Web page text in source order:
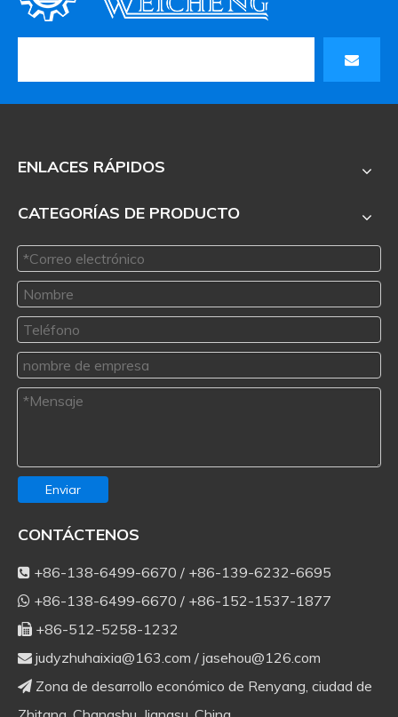
ENLACES RÁPIDOS
CATEGORÍAS DE PRODUCTO
Enviar
CONTÁCTENOS
 +86-138-6499-6670 / +86-139-6232-6695
 +86-138-6499-6670 / +86-152-1537-1877
 +86-512-5258-1232
 judyzhuhaixia@163.com / jasehou@126.com
 Zona de desarrollo económico de Renyang, ciudad de